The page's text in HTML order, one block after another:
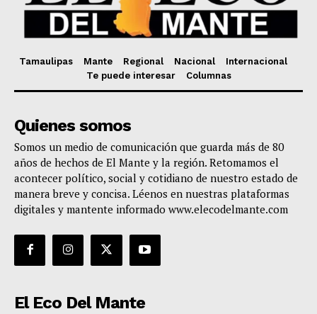
Tamaulipas Mante Regional Nacional
Internacional
Te puede interesar
Columnas
Quienes somos
Somos un medio de comunicación que guarda más de 80
años de hechos de El Mante y la región. Retomamos el
acontecer político, social y cotidiano de nuestro estado de
manera breve y concisa. Léenos en nuestras plataformas
digitales y mantente informado www.elecodelmante.com
El Eco Del Mante